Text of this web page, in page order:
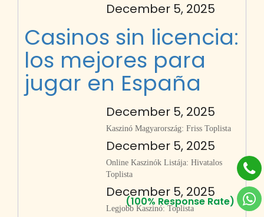
December 5, 2025
Casinos sin licencia:
los mejores para
jugar en España
December 5, 2025
Kaszinó Magyarország: Friss Toplista
December 5, 2025
Online Kaszinók Listája: Hivatalos
Toplista
December 5, 2025
Legjobb Kaszinó: Toplista
(100% Response Rate)